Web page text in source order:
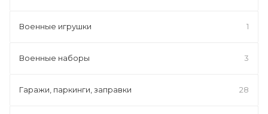
Военные игрушки 1
Военные наборы 3
Гаражи, паркинги, заправки 28